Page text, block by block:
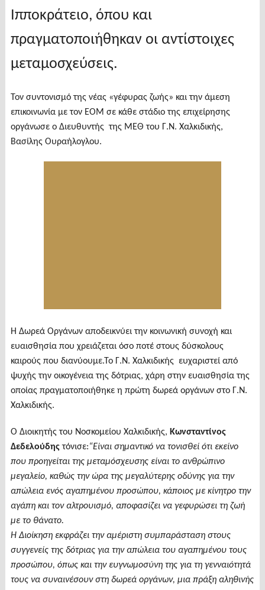
Ιπποκράτειο, όπου και
πραγματοποιήθηκαν οι αντίστοιχες
μεταμοσχεύσεις.
Τον συντονισμό της νέας «γέφυρας ζωής» και την άμεση
επικοινωνία με τον ΕΟΜ σε κάθε στάδιο της επιχείρησης
οργάνωσε ο Διευθυντής της ΜΕΘ του Γ.Ν. Χαλκιδικής,
Βασίλης Ουραήλογλου.
Η Δωρεά Οργάνων αποδεικνύει την κοινωνική συνοχή και
ευαισθησία που χρειάζεται όσο ποτέ στους δύσκολους
καιρούς που διανύουμε.Το Γ.Ν. Χαλκιδικής ευχαριστεί από
ψυχής την οικογένεια της δότριας, χάρη στην ευαισθησία της
οποίας πραγματοποιήθηκε η πρώτη δωρεά οργάνων στο Γ.Ν.
Χαλκιδικής.
Ο Διοικητής του Νοσκομείου Χαλκιδικής, Κωνσταντίνος
Δεδελούδηςτόνισε:“Είναι σημαντικό να τονισθεί ότι εκείνο
που προηγείται της μεταμόσχευσης είναι το ανθρώπινο
μεγαλείο, καθώς την ώρα της μεγαλύτερης οδύνης για την
απώλεια ενός αγαπημένου προσώπου, κάποιος με κίνητρο την
αγάπη και τον αλτρουισμό, αποφασίζει να γεφυρώσει τη ζωή
με το θάνατο.
Η Διοίκηση εκφράζει την αμέριστη συμπαράσταση στους
συγγενείς της δότριας για την απώλεια του αγαπημένου τους
προσώπου, όπως και την ευγνωμοσύνη της για τη γενναιότητά
τους να συναινέσουν στη δωρεά οργάνων, μια πράξη αληθινής